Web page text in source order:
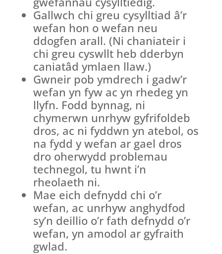
Gallwch chi greu cysylltiad â’r
wefan hon o wefan neu
ddogfen arall. (Ni chaniateir i
chi greu cyswllt heb dderbyn
caniatâd ymlaen llaw.)
Gwneir pob ymdrech i gadw’r
wefan yn fyw ac yn rhedeg yn
llyfn. Fodd bynnag, ni
chymerwn unrhyw gyfrifoldeb
dros, ac ni fyddwn yn atebol, os
na fydd y wefan ar gael dros
dro oherwydd problemau
technegol, tu hwnt i’n
rheolaeth ni.
Mae eich defnydd chi o’r
wefan, ac unrhyw anghydfod
sy’n deillio o’r fath defnydd o’r
wefan, yn amodol ar gyfraith
gwlad.